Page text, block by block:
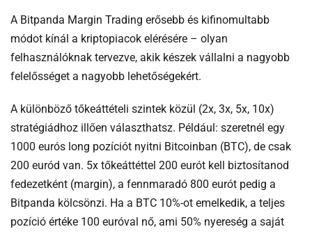
A Bitpanda Margin Trading erősebb és kifinomultabb
módot kínál a kriptopiacok elérésére – olyan
felhasználóknak tervezve, akik készek vállalni a nagyobb
felelősséget a nagyobb lehetőségekért.
A különböző tőkeáttételi szintek közül (2x, 3x, 5x, 10x)
stratégiádhoz illően választhatsz. Például: szeretnél egy
1000 eurós long pozíciót nyitni Bitcoinban (BTC), de csak
200 euród van. 5x tőkeáttéttel 200 eurót kell biztosítanod
fedezetként (margin), a fennmaradó 800 eurót pedig a
Bitpanda kölcsönzi. Ha a BTC 10%-ot emelkedik, a teljes
pozíció értéke 100 euróval nő, ami 50% nyereség a saját